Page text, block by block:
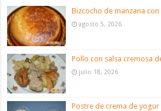
Bizcocho de manzana
agosto 5, 2026
Pollo con salsa cremosa
julio 18, 2026
Postre de crema de